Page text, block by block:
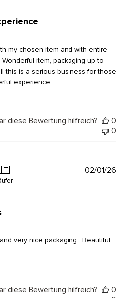
my chosen item and with entire
item, packaging up to
this is a serious business for those
experience.
diese Bewertung hilfreich?
0
0
very nice packaging . Beautiful
02/01/26
diese Bewertung hilfreich?
0